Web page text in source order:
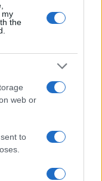
my
the
web or
to
1944-ig
pusztítása.
és
azonban
Mintegy 560
a